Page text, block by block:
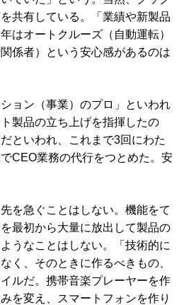
共有している。「業績や新製品
はオートクルーズ（自動運転）
係者）という安心感があるのは
ョン（事業）のプロ」といわれ
製品の立ち上げを指揮したの
といわれ、これまで3回にわた
CEO業務の代行をつとめた。安
を急ぐことはしない。機能をて
最初から大量に放出して製品の
うなことはしない。「技術的に
く、そのときに作るべきもの、
ルだ。携帯音楽プレーヤーを作
を変え、スマートフォンを作り